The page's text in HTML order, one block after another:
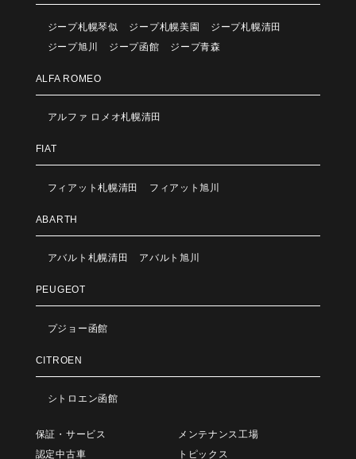
ジープ札幌琴似 ジープ札幌美園
ジープ札幌清田
ジープ旭川
ジープ函館 ジープ青森
ALFA ROMEO
アルファ ロメオ札幌清田
FIAT
フィアット札幌清田 フィアット旭川
ABARTH
アバルト札幌清田 アバルト旭川
PEUGEOT
プジョー函館
CITROEN
シトロエン函館
保証・サービス
メンテナンス工場
認定中古車
トピックス